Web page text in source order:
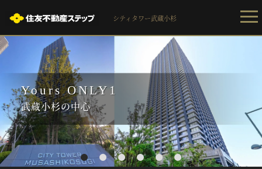
シティタワー武蔵小杉
Yours ONLY1
武蔵小杉の中心